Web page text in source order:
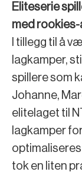
Eliteserie
med
I tillegg til å
lagkamper,
spillere som
Johanne,
elitelaget til
lagkamper
optimaliseres
tok en liten